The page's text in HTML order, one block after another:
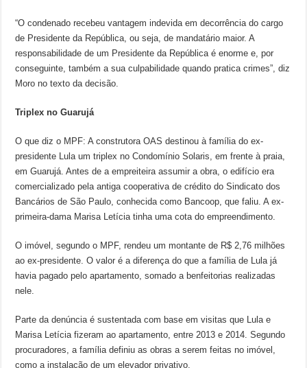
“O condenado recebeu vantagem indevida em decorrência do cargo
de Presidente da República, ou seja, de mandatário maior. A
responsabilidade de um Presidente da República é enorme e, por
conseguinte, também a sua culpabilidade quando pratica crimes”, diz
Moro no texto da decisão.
Triplex no Guarujá
O que diz o MPF: A construtora OAS destinou à família do ex-
presidente Lula um triplex no Condomínio Solaris, em frente à praia,
em Guarujá. Antes de a empreiteira assumir a obra, o edifício era
comercializado pela antiga cooperativa de crédito do Sindicato dos
Bancários de São Paulo, conhecida como Bancoop, que faliu. A ex-
primeira-dama Marisa Letícia tinha uma cota do empreendimento.
O imóvel, segundo o MPF, rendeu um montante de R$ 2,76 milhões
ao ex-presidente. O valor é a diferença do que a família de Lula já
havia pagado pelo apartamento, somado a benfeitorias realizadas
nele.
Parte da denúncia é sustentada com base em visitas que Lula e
Marisa Letícia fizeram ao apartamento, entre 2013 e 2014. Segundo
procuradores, a família definiu as obras a serem feitas no imóvel,
como a instalação de um elevador privativo.